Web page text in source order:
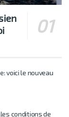
voici le nouveau
conditions de